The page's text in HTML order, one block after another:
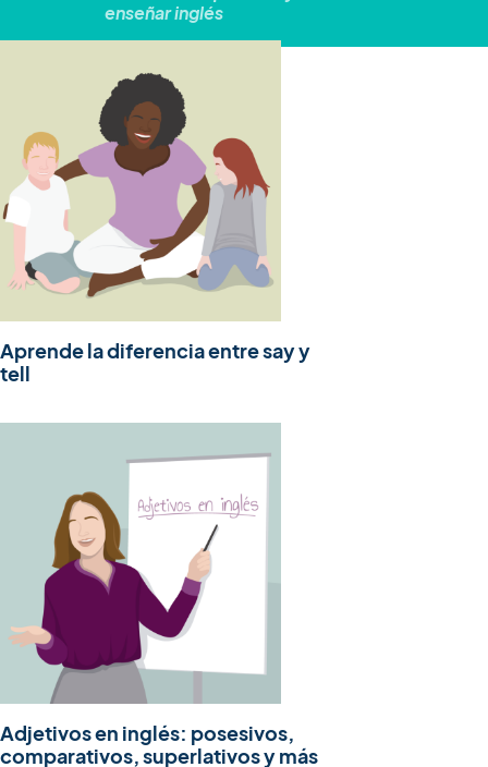
enseñar inglés
Aprende la diferencia entre say y
tell
Adjetivos en inglés: posesivos,
comparativos, superlativos y más